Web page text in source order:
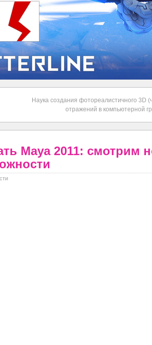
Наука создания фотореалистичного 3D
отражений в компьютерной
Maya 2011: смотрим